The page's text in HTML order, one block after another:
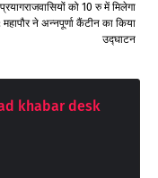
को 10 रु में मिलेगा
ने अन्नपूर्णा कैंटीन का किया
उद्घाटन
khabar desk